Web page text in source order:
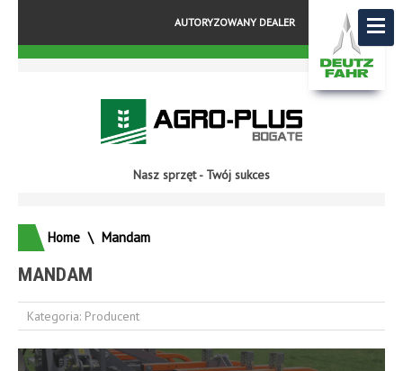
AUTORYZOWANY DEALER
Nasz sprzęt - Twój sukces
Home \ Mandam
MANDAM
Kategoria: Producent